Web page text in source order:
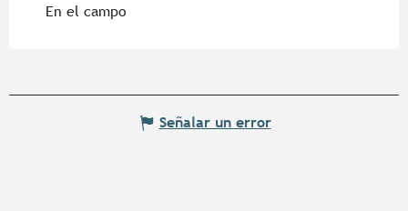
En el campo
Señalar un error